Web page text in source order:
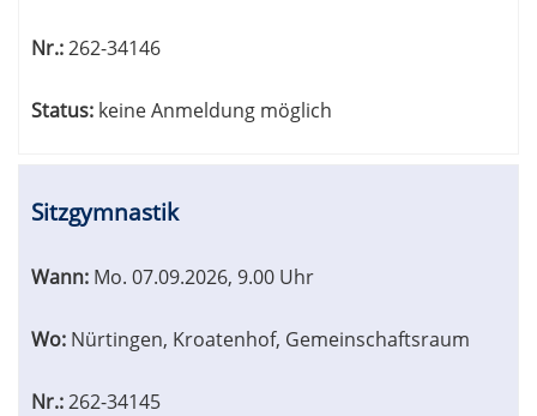
Nr.:262-34146
Status: keine Anmeldung möglich
Sitzgymnastik
Wann: Mo. 07.09.2026, 9.00 Uhr
Wo: Nürtingen, Kroatenhof, Gemeinschaftsraum
Nr.:262-34145